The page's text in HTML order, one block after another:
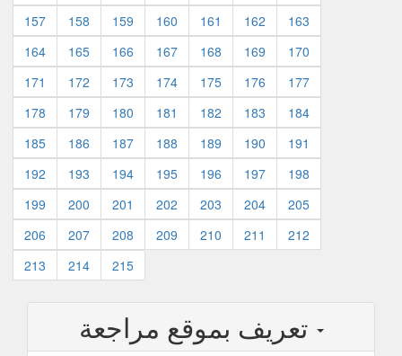
157
158 159 160 161 162
163
164
165 166 167 168 169
170
171
172 173 174 175 176
177
178
179 180 181 182 183
184
185
186 187 188 189 190
191
192
193 194 195 196 197
198
199
200 201 202 203 204
205
206
207 208 209 210 211
212
213
214 215
تعريف بموقع مراجعة